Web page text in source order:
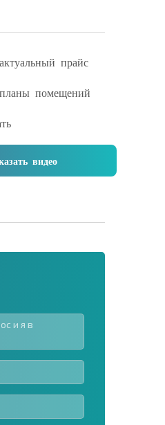
прайс
планы помещений
видео